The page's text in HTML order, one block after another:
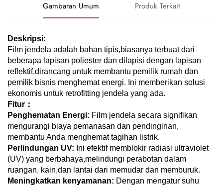
Gambaran Umum Produk Terkait
Deskripsi:
Film jendela adalah bahan tipis,biasanya terbuat dari
beberapa lapisan poliester dan dilapisi dengan lapisan
reflektif,dirancang untuk membantu pemilik rumah dan
pemilik bisnis menghemat energi. Ini memberikan solusi
ekonomis untuk retrofitting jendela yang ada.
Fitur：
Penghematan Energi: Film jendela secara signifikan
mengurangi biaya pemanasan dan pendinginan,
membantu Anda menghemat tagihan listrik.
Perlindungan UV: Ini efektif memblokir radiasi ultraviolet
(UV) yang berbahaya,melindungi perabotan dalam
ruangan, kain,dan lantai dari memudar dan memburuk.
Meningkatkan kenyamanan: Dengan mengatur suhu